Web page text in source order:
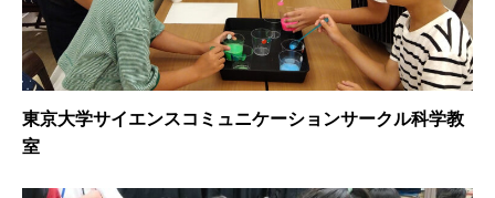
東京大学サイエンスコミュニケーションサークル科学教
室